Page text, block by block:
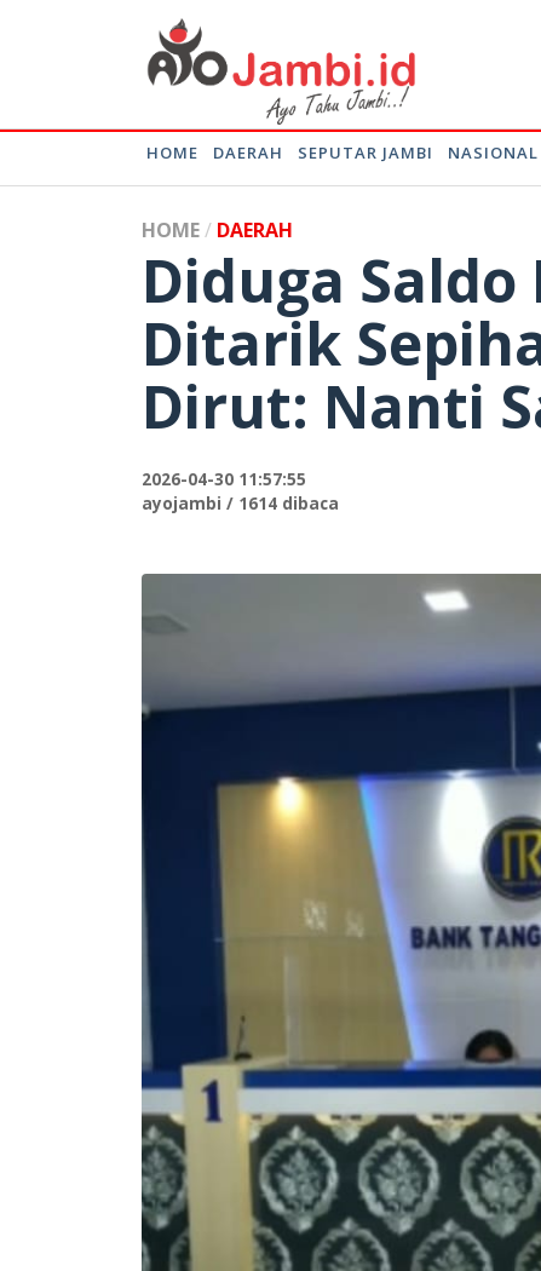
HOME DAERAH SEPUTAR JAMBI NASIONAL
HOME DAERAH
Diduga Saldo
Ditarik
Dirut: Nanti
2026-04-30 11:57:55
ayojambi / 1614 dibaca